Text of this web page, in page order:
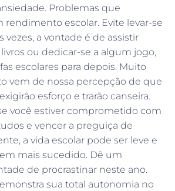
Problemas que
escolar. Evite levar-se
vezes, a vontade é de assistir
ou dedicar-se a algum jogo,
escolares para depois. Muito
vem de nossa percepção de que
esforço e trarão canseira.
você estiver comprometido com
e vencer a preguiça de
a vida escolar pode ser leve e
mais sucedido. Dê um
de procrastinar neste ano.
sua total autonomia no